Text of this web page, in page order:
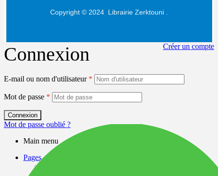
Copyright © 2024 Librairie Zerktouni .
Connexion Créer un compte
E-mail ou nom d'utilisateur *
Mot de passe *
Connexion
Mot de passe oublié ?
Main menu
Pages